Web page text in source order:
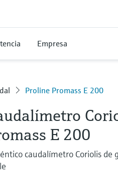
Empresa
Proline Promass E 200
E 200
caudalímetro Coriolis de